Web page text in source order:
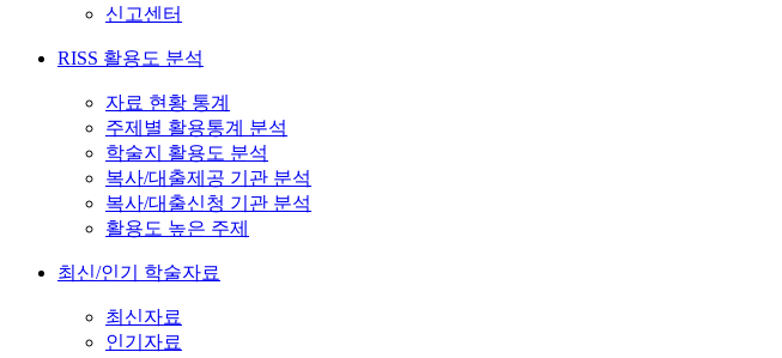
신고센터
RISS 활용도 분석
자료 현황 통계
주제별 활용통계 분석
학술지 활용도 분석
복사/대출제공 기관 분석
복사/대출신청 기관 분석
활용도 높은 주제
최신/인기 학술자료
최신자료
인기자료